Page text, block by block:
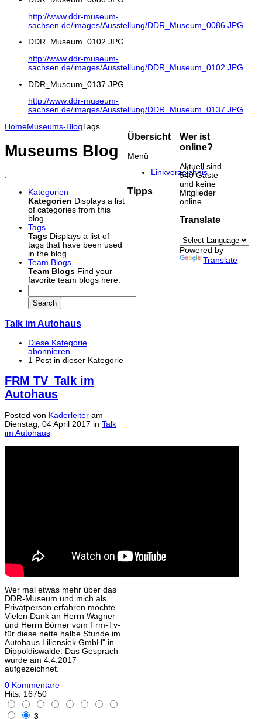
http://www.ddr-museum-
sachsen.de/images/Ausstellung/DDR_Museum_0086.JPG
DDR_Museum_0102.JPG
http://www.ddr-museum-
sachsen.de/images/Ausstellung/DDR_Museum_0102.JPG
DDR_Museum_0137.JPG
http://www.ddr-museum-
sachsen.de/images/Ausstellung/DDR_Museum_0137.JPG
HomeMuseums-BlogTags
Museums Blog
.
Kategorien
Kategorien Displays a list
of categories from this
blog.
Tags
Tags Displays a list of
tags that have been used
in the blog.
Team Blogs
Team Blogs Find your
favorite team blogs here.
Search
Talk im Autohaus
Diese Kategorie
abonnieren
1 Post in dieser Kategorie
FRM TV_Talk im
Autohaus
Posted von Kaderleiter am
Dienstag, 04 April 2017 in Talk
im Autohaus
Wer mal etwas mehr über das
DDR-Museum und mich als
Privatperson erfahren möchte.
Vielen Dank an Herrn Wagner
und Herrn Börner vom Frm-Tv-
für diese nette halbe Stunde im
Autohaus Liliensiek GmbH" in
Dippoldiswalde. Das Gespräch
wurde am 4.4.2017
aufgezeichnet.
0 Kommentare
Hits: 16750
3
Übersicht
Menü
Linkverzeichnis
Tipps
Wer ist
online?
Aktuell sind
540 Gäste
und keine
Mitglieder
online
Translate
Powered by
Translate